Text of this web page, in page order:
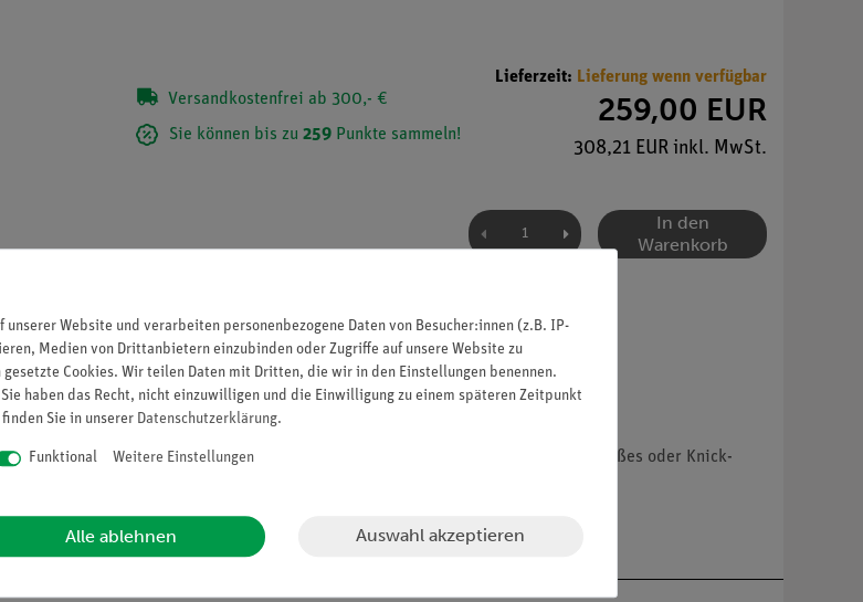
Versandkostenfrei ab 300,- €
Sie können bis zu 259 Punkte sammeln!
Lieferzeit: Lieferung wenn verfügbar
259,00 EUR
308,21 EUR inkl. MwSt.
In den
Warenkorb
SOMSO-Plast®. Der erworbene Hallux valgus ist als Begleitaspekt des Spreizfußes oder Knick-
Website und verarbeiten personenbezogene Daten von Besucher:innen (z.B. IP-
Medien von Drittanbietern einzubinden oder Zugriffe auf unsere Website zu
Cookies. Wir teilen Daten mit Dritten, die wir in den Einstellungen benennen.
haben das Recht, nicht einzuwilligen und die Einwilligung zu einem späteren Zeitpunkt
Sie in unserer Daten­schutz­erklärung.
Funktional Weitere Einstellungen
Alle ablehnen Auswahl akzeptieren